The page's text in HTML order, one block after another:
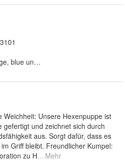
black, orange, blue und Purple
Weichheit: Unsere Hexenpuppe ist
gefertigt und zeichnet sich durch
aus. Sorgt dafür, dass es
Griff bleibt. Freundlicher Kumpel:
zu H... Mehr